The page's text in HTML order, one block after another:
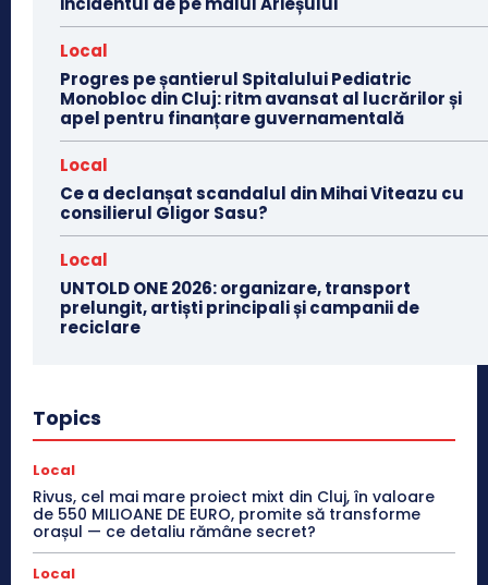
Local
Progres pe șantierul Spitalului Pediatric
Monobloc din Cluj: ritm avansat al lucrărilor și
apel pentru finanțare guvernamentală
Local
Ce a declanșat scandalul din Mihai Viteazu cu
consilierul Gligor Sasu?
Local
UNTOLD ONE 2026: organizare, transport
prelungit, artiști principali și campanii de
reciclare
Topics
Local
Rivus, cel mai mare proiect mixt din Cluj, în valoare
de 550 MILIOANE DE EURO, promite să transforme
orașul — ce detaliu rămâne secret?
Local